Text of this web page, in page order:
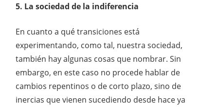
5. La sociedad de la indiferencia
En cuanto a qué transiciones está
experimentando, como tal, nuestra sociedad,
también hay algunas cosas que nombrar. Sin
embargo, en este caso no procede hablar de
cambios repentinos o de corto plazo, sino de
inercias que vienen sucediendo desde hace ya